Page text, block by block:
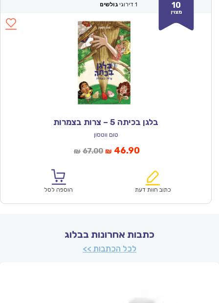
10
מצוין
1 דירוגי גולשים
בלגן בכיתה 5 – צרות בצמרות
טום ווטסון
₪ 67.00המחיר
₪67.00.
₪ 46.90המחיר
הוא:
כתוב חוות דעת הוספה לסל
כתבות אחרונות בבלוג
לכל הכתבות >>